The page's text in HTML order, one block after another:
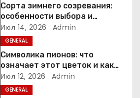
Сорта зимнего созревания:
особенности выбора и
выращивания яблонь на
примере иммунного сорта
Кандиль орловский
Июл 14, 2026 Admin
GENERAL
Символика пионов: что
означает этот цветок и как
выбрать его для подарка
Июл 12, 2026 Admin
GENERAL